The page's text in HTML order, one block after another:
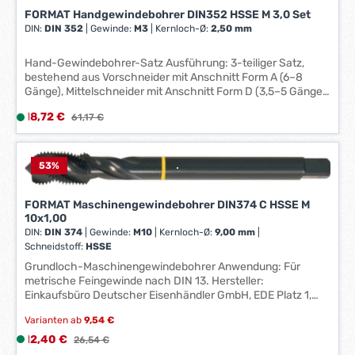
t
a
e
*
r
z
i
t
:
1
3
W
e
k
t
a
g
e
*
FORMAT Handgewindebohrer DIN352 HSSE M 3,0 Set
DIN:DIN 352 Gewinde:M3 Kernloch-Ø:2,50 mm
Hand-Gewindebohrer-Satz Ausführung: 3-teiliger Satz,
bestehend aus Vorschneider mit Anschnitt Form A (6–8
Gänge), Mittelschneider mit Anschnitt Form D (3,5–5 Gänge)
Anwendung: Für metrische Regelgewinde nach DIN 13.
Hersteller: Einkaufsbüro Deutscher Eisenhändler GmbH, EDE
Platz 1, 42389 Wuppertal, DE, +4920260960,
webkontakt@ede.de
Verkaufspreis:
L
i
f
e
r
z
e
i
t
:
1
-
3
18,72 € Regulärer Preis:
61,17 €
53%
FORMAT Maschinengewindebohrer DIN374 C HSSE M
10x1,00
DIN:DIN 374 Gewinde:M10 Kernloch-Ø:9,00 mm
Schneidstoff:HSSE
Grundloch-Maschinengewindebohrer Anwendung: Für
metrische Feingewinde nach DIN 13. Hersteller:
Einkaufsbüro Deutscher Eisenhändler GmbH, EDE Platz 1,
Varianten ab 9,54 €
Verkaufspreis:
L
12,40 € Regulärer Preis:
26,54 €